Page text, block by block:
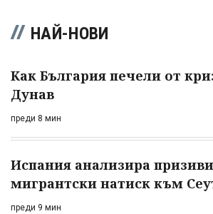
НАЙ-НОВИ
Как България печели от
Дунав
преди 8 мин
Испания анализира
мигрантски натиск към
преди 9 мин